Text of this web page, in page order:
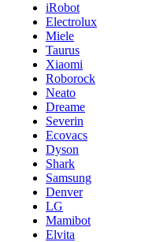
iRobot
Electrolux
Miele
Taurus
Xiaomi
Roborock
Neato
Dreame
Severin
Ecovacs
Dyson
Shark
Samsung
Denver
LG
Mamibot
Elvita